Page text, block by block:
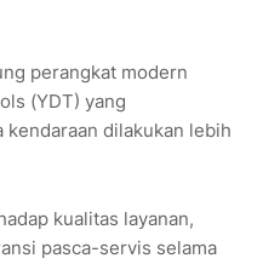
perangkat modern
(YDT) yang
dilakukan lebih
kualitas layanan,
pasca-servis selama